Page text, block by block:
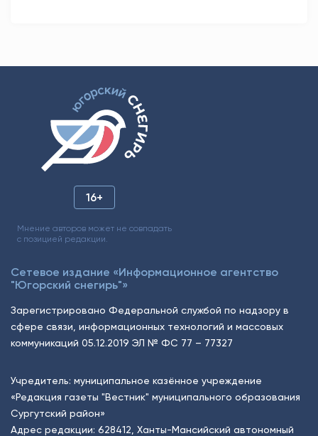
16+
Мнение авторов может не совпадать
с позицией редакции.
Сетевое издание «Информационное агентство
"Югорский снегирь"»
Зарегистрировано Федеральной службой по надзору в
сфере связи, информационных технологий и массовых
коммуникаций 05.12.2019 ЭЛ № ФС 77 – 77327
Учредитель: муниципальное казённое учреждение
«Редакция газеты "Вестник" муниципального образования
Сургутский район»
Адрес редакции: 628412, Ханты-Мансийский автономный